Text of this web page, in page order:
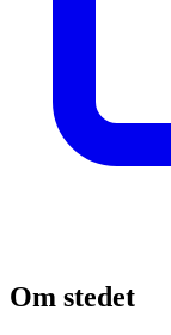
Om stedet